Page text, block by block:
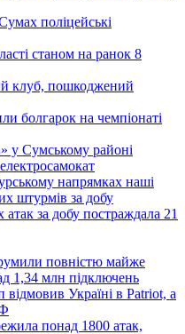
поліцейські
станом на ранок 8
клуб, пошкоджений
болгарок на чемпіонаті
у Сумському районі
напрямках наші
штурмів за добу
за добу постраждала 21
повністю майже
1,34 млн підключень
відмовив Україні в Patriot, а
понад 1800 атак,